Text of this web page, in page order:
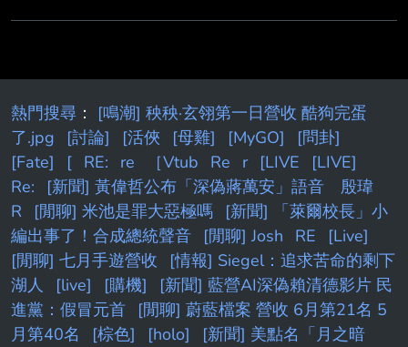
熱門搜尋 ： [鳴潮] 秧秧·玄翎第一日營收 酷狗完蛋
了.jpg
[討論] [活俠 [母雞] [MyGO]
[問卦]
[Fate]
[ RE: re ［Vtub Re r [LIVE
[LIVE]
Re:
[新聞] 黃偉哲公布「深偽蔣萬安」語音 殷瑋
R
[閒聊] 米池是罪大惡極嗎
[新聞] 「萊爾校長」小
編出事了！合成總統聲音
[閒聊] Josh RE
[Live]
[閒聊] 七月手遊營收
[情報] Siegel：追求苦命的剩下
湖人
[live] [購機]
[新聞] 藍營AI深偽賴清德影片 民
進黨：假冒元首
[閒聊] 蔚藍檔案 營收 6月第21名 5
月第40名
[棕色] [holo]
[新聞] 美點名「月之暗